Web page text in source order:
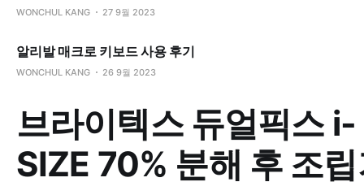
WONCHUL KANG 27 9월 2023
알리발 매크로 키보드 사용 후기
WONCHUL KANG 26 9월 2023
브라이텍스 듀얼픽스 i-
SIZE 70% 분해 후 조